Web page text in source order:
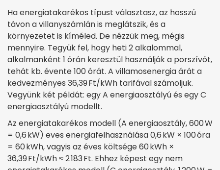
Ha energiatakarékos típust választasz, az hosszú
távon a villanyszámlán is meglátszik, és a
környezetet is kíméled. De nézzük meg, mégis
mennyire. Tegyük fel, hogy heti 2 alkalommal,
alkalmanként 1 órán keresztül használják a porszívót,
tehát kb. évente 100 órát. A villamosenergia árát a
kedvezményes 36,39 Ft/kWh tarifával számoljuk.
Vegyünk két példát: egy A energiaosztályú és egy C
energiaosztályú modellt.
Az energiatakarékos modell (A energiaosztály, 600 W
= 0,6 kW) eves energiafelhasználása 0,6 kW × 100 óra
= 60 kWh, vagyis az éves költsége 60 kWh ×
36,39 Ft/kWh ≈ 2 183 Ft. Ehhez képest egy nem